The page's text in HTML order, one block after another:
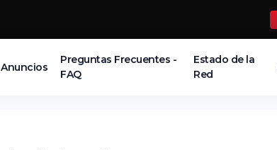
Anuncios
Preguntas Frecuentes -
FAQ
Estado de la
Red